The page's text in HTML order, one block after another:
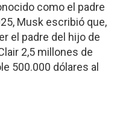
como el padre
Musk escribió que,
el padre del hijo de
2,5 millones de
500.000 dólares al